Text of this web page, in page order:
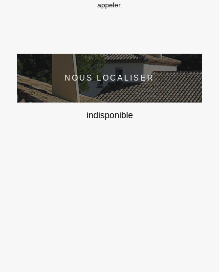
appeler.
NOUS LOCALISER
indisponible